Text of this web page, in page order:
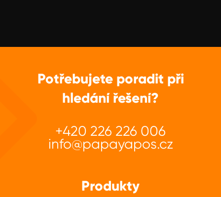
Potřebujete poradit při
hledání řešení?
+420 226 226 006
info@papayapos.cz
Produkty